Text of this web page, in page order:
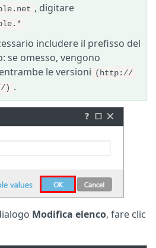
, digitare
includere il prefisso del
se omesso, vengono
le versioni (http://
) .
Modifica elenco, fare clic